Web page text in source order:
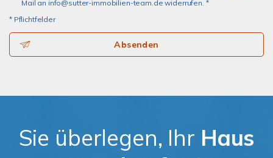
Mail an info@sutter-immobilien-team.de widerrufen. *
* Pflichtfelder
Absenden
Sie überlegen, Ihr Haus